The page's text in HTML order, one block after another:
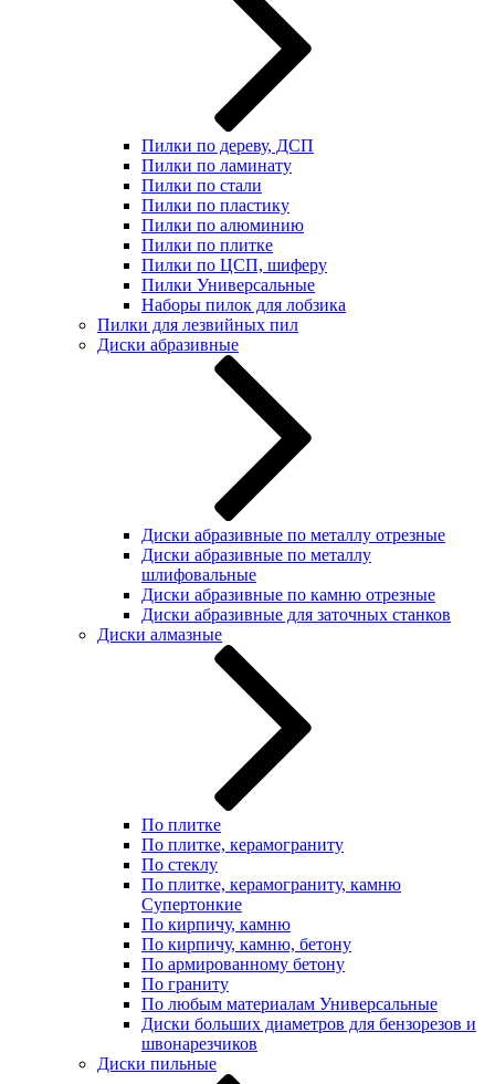
Пилки по дереву, ДСП
Пилки по ламинату
Пилки по стали
Пилки по пластику
Пилки по алюминию
Пилки по плитке
Пилки по ЦСП, шиферу
Пилки Универсальные
Наборы пилок для лобзика
Пилки для лезвийных пил
Диски абразивные
Диски абразивные по металлу отрезные
Диски абразивные по металлу
шлифовальные
Диски абразивные по камню отрезные
Диски абразивные для заточных станков
Диски алмазные
По плитке
По плитке, керамограниту
По стеклу
По плитке, керамограниту, камню
Супертонкие
По кирпичу, камню
По кирпичу, камню, бетону
По армированному бетону
По граниту
По любым материалам Универсальные
Диски больших диаметров для бензорезов и
швонарезчиков
Диски пильные